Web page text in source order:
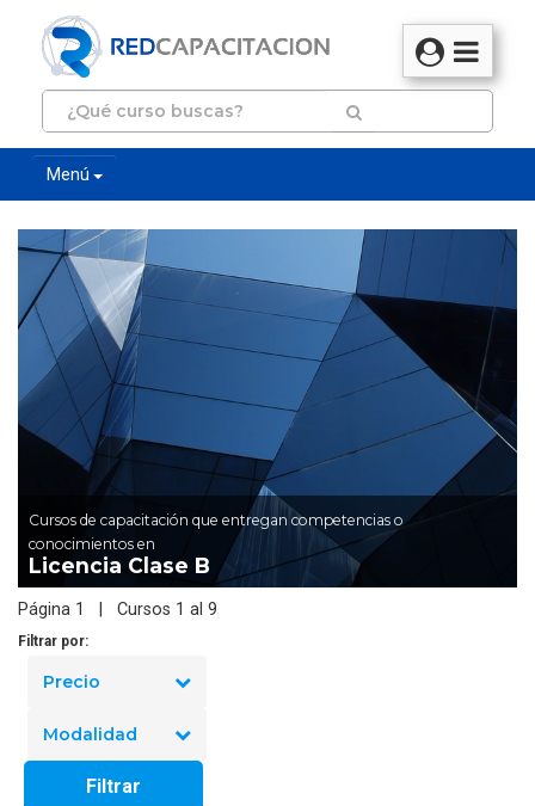
Menú
Cursos de capacitación que entregan competencias o
conocimientos en
Licencia Clase B
Página 1 | Cursos 1 al 9
Filtrar por:
Precio
Modalidad
Filtrar